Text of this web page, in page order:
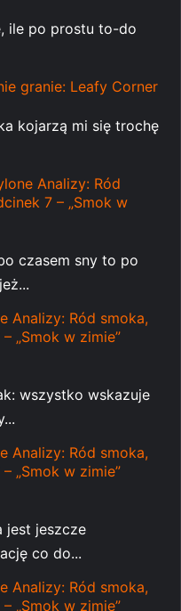
ile po prostu to-do
granie: Leafy Corner
kojarzą mi się trochę
Analizy: Ród
7 – „Smok w
czasem sny to po
Analizy: Ród smoka,
„Smok w zimie”
wszystko wskazuje
Analizy: Ród smoka,
„Smok w zimie”
jest jeszcze
co do...
Analizy: Ród smoka,
„Smok w zimie”